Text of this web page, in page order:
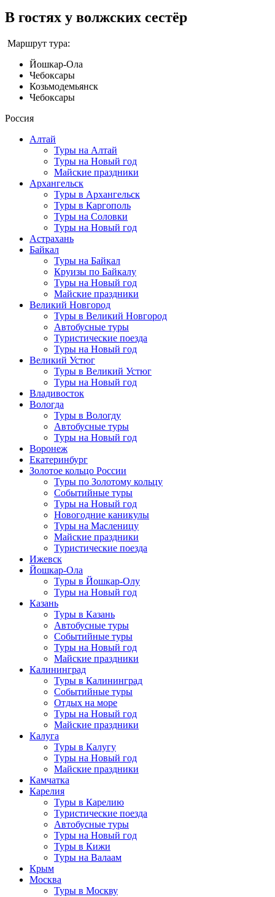
В гостях у волжских сестёр
Маршрут тура:
Йошкар-Ола
Чебоксары
Козьмодемьянск
Чебоксары
Россия
Алтай
Туры на Алтай
Туры на Новый год
Майские праздники
Архангельск
Туры в Архангельск
Туры в Каргополь
Туры на Соловки
Туры на Новый год
Астрахань
Байкал
Туры на Байкал
Круизы по Байкалу
Туры на Новый год
Майские праздники
Великий Новгород
Туры в Великий Новгород
Автобусные туры
Туристические поезда
Туры на Новый год
Великий Устюг
Туры в Великий Устюг
Туры на Новый год
Владивосток
Вологда
Туры в Вологду
Автобусные туры
Туры на Новый год
Воронеж
Екатеринбург
Золотое кольцо России
Туры по Золотому кольцу
Событийные туры
Туры на Новый год
Новогодние каникулы
Туры на Масленицу
Майские праздники
Туристические поезда
Ижевск
Йошкар-Ола
Туры в Йошкар-Олу
Туры на Новый год
Казань
Туры в Казань
Автобусные туры
Событийные туры
Туры на Новый год
Майские праздники
Калининград
Туры в Калининград
Событийные туры
Отдых на море
Туры на Новый год
Майские праздники
Калуга
Туры в Калугу
Туры на Новый год
Майские праздники
Камчатка
Карелия
Туры в Карелию
Туристические поезда
Автобусные туры
Туры на Новый год
Туры в Кижи
Туры на Валаам
Крым
Москва
Туры в Москву